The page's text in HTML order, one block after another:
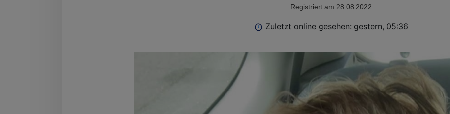
Registriert am 28.08.2022
Zuletzt online gesehen: gestern, 05:36